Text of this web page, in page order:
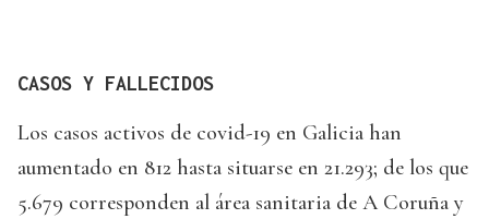
CASOS Y FALLECIDOS
Los casos activos de covid-19 en Galicia han
aumentado en 812 hasta situarse en 21.293; de los que
5.679 corresponden al área sanitaria de A Coruña y